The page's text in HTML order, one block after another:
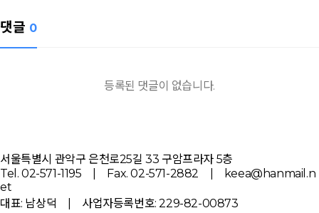
댓글 0
등록된 댓글이 없습니다.
서울특별시 관악구 은천로25길 33 구암프라자 5층
Tel. 02-571-1195 | Fax. 02-571-2882 | keea@hanmail.n
et
대표: 남상덕 | 사업자등록번호: 229-82-00873